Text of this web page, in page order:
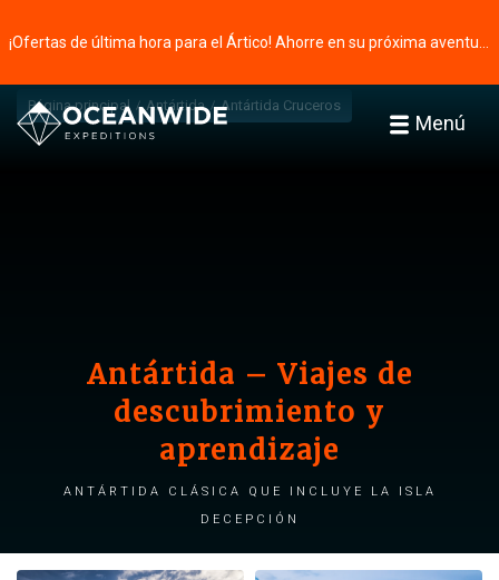
Menú
Página principal Antártida Antártida Cruceros
Antártida – Viajes de
descubrimiento y
aprendizaje
Antártida clásica que incluye la isla
Decepción